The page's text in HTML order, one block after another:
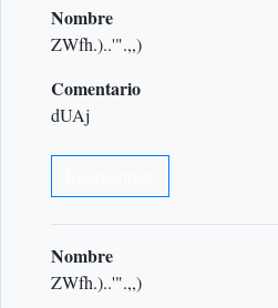
Nombre
ZWfh.)..'".,,)
Comentario
dUAj
Nombre
ZWfh.)..'".,,)